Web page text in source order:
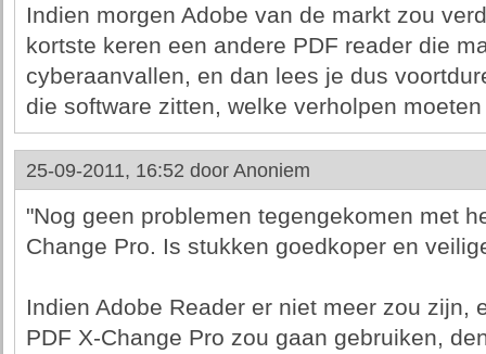
Indien morgen Adobe van de markt zou
kortste keren een andere PDF reader die
cyberaanvallen, en dan lees je dus
die software zitten, welke verholpen
25-09-2011, 16:52 door Anoniem
"Nog geen problemen tegengekomen met
Change Pro. Is stukken goedkoper en
Indien Adobe Reader er niet meer zou zijn,
PDF X-Change Pro zou gaan gebruiken,